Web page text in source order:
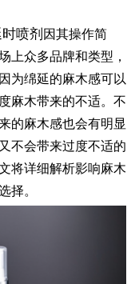
产品说明
问题解答
在线订购
喷剂 因其操作简
上众多品牌和类型，
为绵延的麻木感可以
麻木带来的不适。不
的麻木感也会有明显
不会带来过度不适的
将详细解析影响麻木
择。